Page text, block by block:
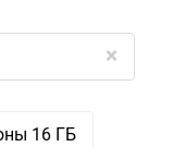
×
16 ГБ